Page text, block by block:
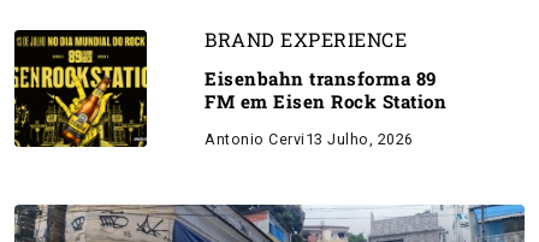
BRAND EXPERIENCE
Eisenbahn transforma 89
FM em Eisen Rock Station
Antonio Cervi 13 Julho, 2026